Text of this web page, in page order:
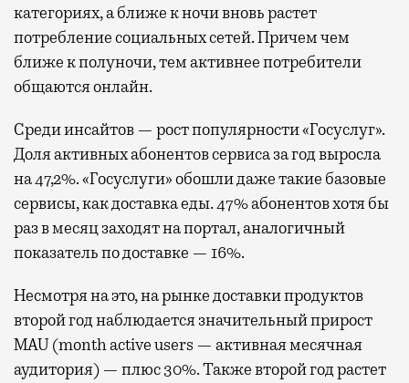
категориях, а ближе к ночи вновь растет
потребление социальных сетей. Причем чем
ближе к полуночи, тем активнее потребители
общаются онлайн.
Среди инсайтов — рост популярности «Госуслуг».
Доля активных абонентов сервиса за год выросла
на 47,2%. «Госуслуги» обошли даже такие базовые
сервисы, как доставка еды. 47% абонентов хотя бы
раз в месяц заходят на портал, аналогичный
показатель по доставке — 16%.
Несмотря на это, на рынке доставки продуктов
второй год наблюдается значительный прирост
MAU (month active users — активная месячная
аудитория) — плюс 30%. Также второй год растет